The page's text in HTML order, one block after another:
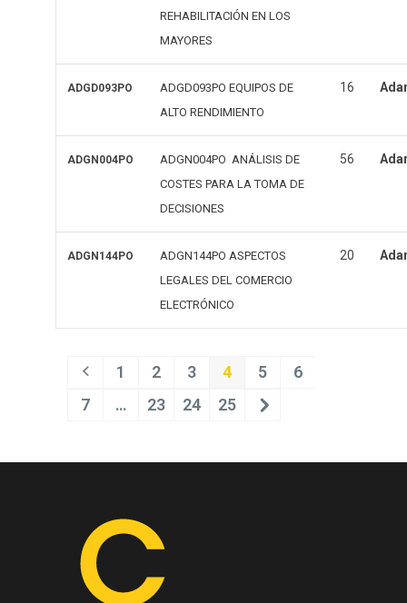
REHABILITACIÓN EN LOS
MAYORES
ADGD093PO
ADGD093PO EQUIPOS DE
ALTO RENDIMIENTO
16
ADGN004PO
ADGN004PO ANÁLISIS DE
COSTES PARA LA TOMA DE
DECISIONES
56
ADGN144PO
ADGN144PO ASPECTOS
LEGALES DEL COMERCIO
ELECTRÓNICO
20
1 2 3 4 5
6
7
… 23 24 25